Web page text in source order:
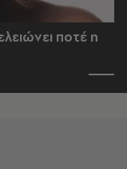
ποτέ η